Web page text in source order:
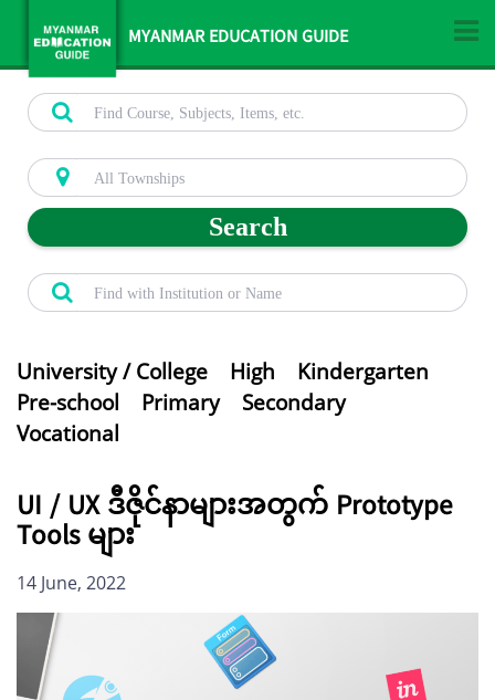
MYANMAR EDUCATION GUIDE
Search
University / College High
Kindergarten
Pre-school
Primary
Secondary
Vocational
UI / UX ဒီဇိုင်နာများအတွက် Prototype
Tools များ
14 June, 2022